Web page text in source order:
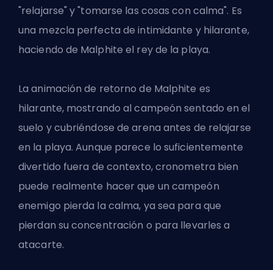
"relajarse" y "tomarse las cosas con calma". Es
una mezcla perfecta de intimidante y hilarante,
haciendo de Malphite el rey de la playa.
La animación de retorno de Malphite es
hilarante, mostrando al campeón sentado en el
suelo y cubriéndose de arena antes de relajarse
en la playa. Aunque parece lo suficientemente
divertido fuera de contexto, cronometra bien
puede realmente hacer que un campeón
enemigo pierda la calma, ya sea para que
pierdan su concentración o para llevarles a
atacarte.